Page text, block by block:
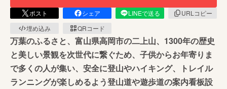
ポスト シェア LINEで送る
URLコピー
埋め込み
QRコード
万葉のふるさと、富山県高岡市の二上山、1300年の歴史
と美しい景観を次世代に繋ぐため、子供からお年寄りま
で多くの人が集い、安全に登山やハイキング、トレイル
ランニングが楽しめるよう登山道や遊歩道の案内看板設